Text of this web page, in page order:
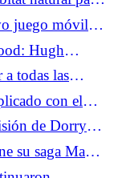
juego móvil
Hugh
brutal
todas las
con el
de Dorry
su saga Mad